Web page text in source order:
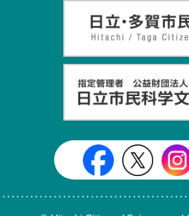
日立シ日